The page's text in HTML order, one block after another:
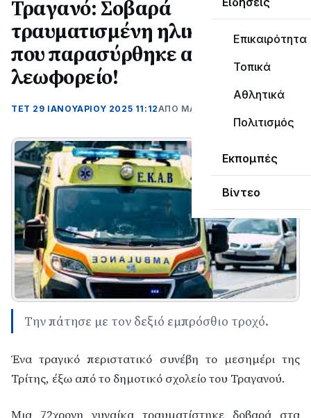
Επικαιρότητα
Τοπικά
Αθλητικά
Πολιτισμός
Εκπομπές
Βίντεο
Τραγανό: Σοβαρά
τραυματισμένη ηλικιωμένη
που παρασύρθηκε από
λεωφορείο!
ΤΕΤ 29 ΙΑΝΟΥΑΡΊΟΥ 2025 11:12ΑΠΌ ΜΑΝΤΩ ΚΑΠΕΝΤΖΩΝΗ
Την πάτησε με τον δεξιό εμπρόσθιο τροχό.
Ένα τραγικό περιστατικό συνέβη το μεσημέρι της
Τρίτης, έξω από το δημοτικό σχολείο του Τραγανού.